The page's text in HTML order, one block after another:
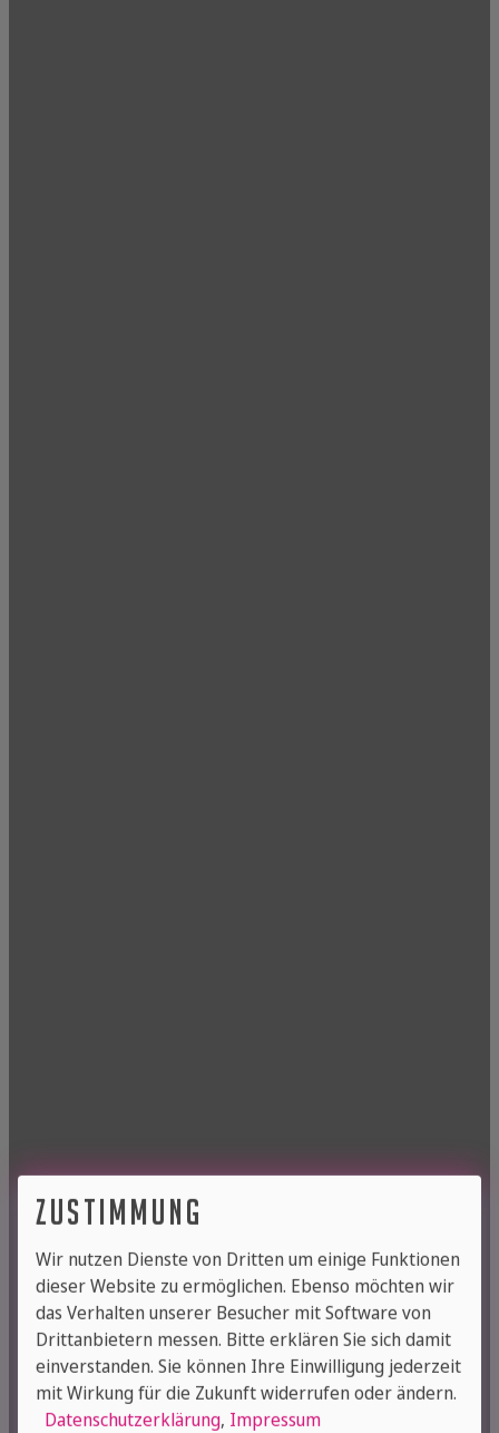
erreich­bar­keit
zustimmung
Wir nutzen Dienste von Dritten um einige Funktionen
dieser Website zu ermöglichen. Ebenso möchten wir
das Verhalten unserer Besucher mit Software von
Drittanbietern messen. Bitte erklären Sie sich damit
einverstanden. Sie können Ihre Einwilligung jederzeit
mit Wirkung für die Zukunft widerrufen oder ändern.
Datenschutzerklärung, Impressum